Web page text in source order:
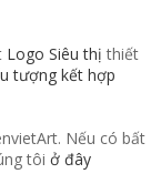
Logo Siêu thị thiết
tượng kết hợp
Nếu có bất
tôiở đây